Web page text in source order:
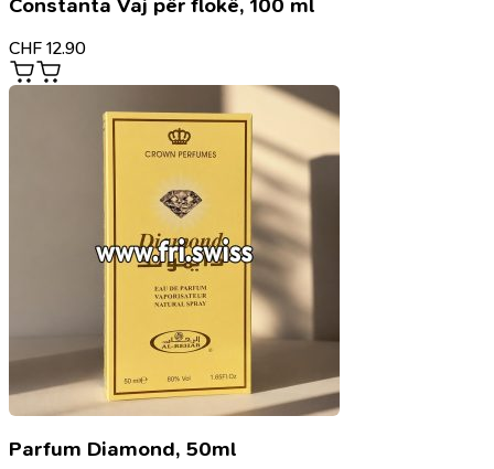
Constanta Vaj për flokë, 100 ml
CHF 12.90
Parfum Diamond, 50ml